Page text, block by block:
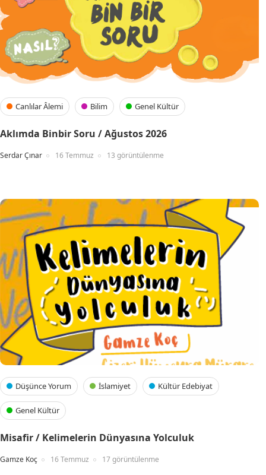
Canlılar Âlemi Bilim Genel Kültür
Aklımda Binbir Soru / Ağustos 2026
Serdar Çınar 16 Temmuz 13 görüntülenme
Düşünce Yorum İslamiyet Kültür Edebiyat
Genel Kültür
Misafir / Kelimelerin Dünyasına Yolculuk
Gamze Koç 16 Temmuz 17 görüntülenme